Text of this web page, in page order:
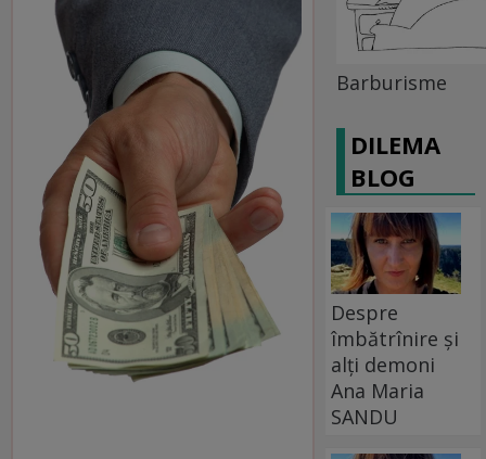
Barburisme
DILEMA
BLOG
Despre
îmbătrînire și
alți demoni
Ana Maria
SANDU